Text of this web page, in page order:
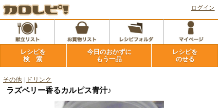
ログイン
レシピを
検 索
今日のおかずに
もう一品
レシピを
のせる
その他 ドリンク
ラズベリー香るカルピス青汁♪